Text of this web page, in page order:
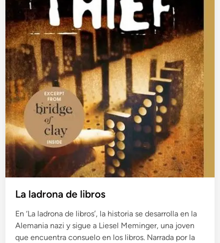
La ladrona de libros
En ‘La ladrona de libros’, la historia se desarrolla en la
Alemania nazi y sigue a Liesel Meminger, una joven
que encuentra consuelo en los libros. Narrada por la